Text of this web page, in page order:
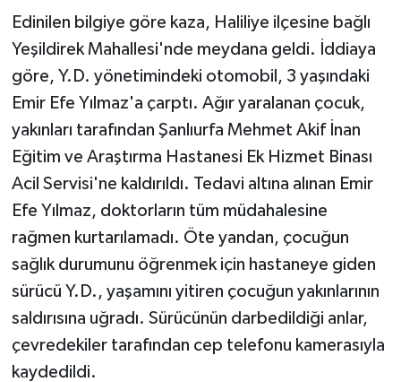
Edinilen bilgiye göre kaza, Haliliye ilçesine bağlı
Yeşildirek Mahallesi'nde meydana geldi. İddiaya
göre, Y.D. yönetimindeki otomobil, 3 yaşındaki
Emir Efe Yılmaz'a çarptı. Ağır yaralanan çocuk,
yakınları tarafından Şanlıurfa Mehmet Akif İnan
Eğitim ve Araştırma Hastanesi Ek Hizmet Binası
Acil Servisi'ne kaldırıldı. Tedavi altına alınan Emir
Efe Yılmaz, doktorların tüm müdahalesine
rağmen kurtarılamadı. Öte yandan, çocuğun
sağlık durumunu öğrenmek için hastaneye giden
sürücü Y.D., yaşamını yitiren çocuğun yakınlarının
saldırısına uğradı. Sürücünün darbedildiği anlar,
çevredekiler tarafından cep telefonu kamerasıyla
kaydedildi.
Siyaset
Spor
Yaşam